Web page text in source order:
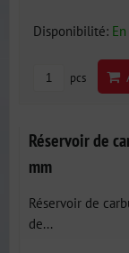
Disponibilité:
pcs
Réservoir de
mm
Réservoir de
de...